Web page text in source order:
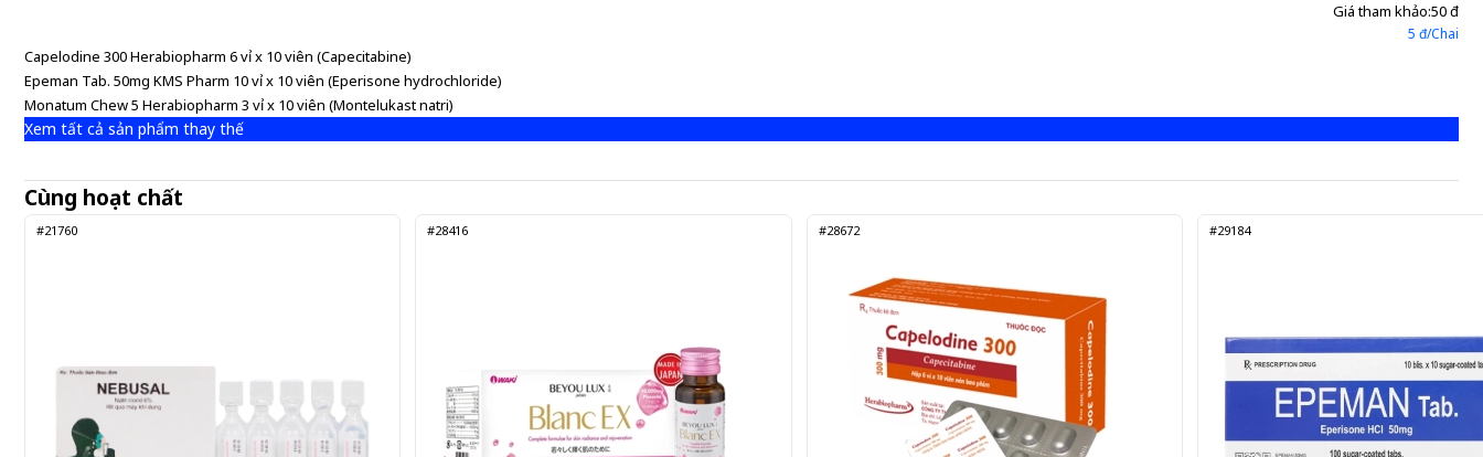
Giá tham khảo:50 đ
5 đ/Chai
Capelodine 300 Herabiopharm 6 vỉ x 10 viên (Capecitabine)
Epeman Tab. 50mg KMS Pharm 10 vỉ x 10 viên (Eperisone hydrochloride)
Monatum Chew 5 Herabiopharm 3 vỉ x 10 viên (Montelukast natri)
Xem tất cả sản phẩm thay thế
Cùng hoạt chất
#21760 #28416 #28672 #29184